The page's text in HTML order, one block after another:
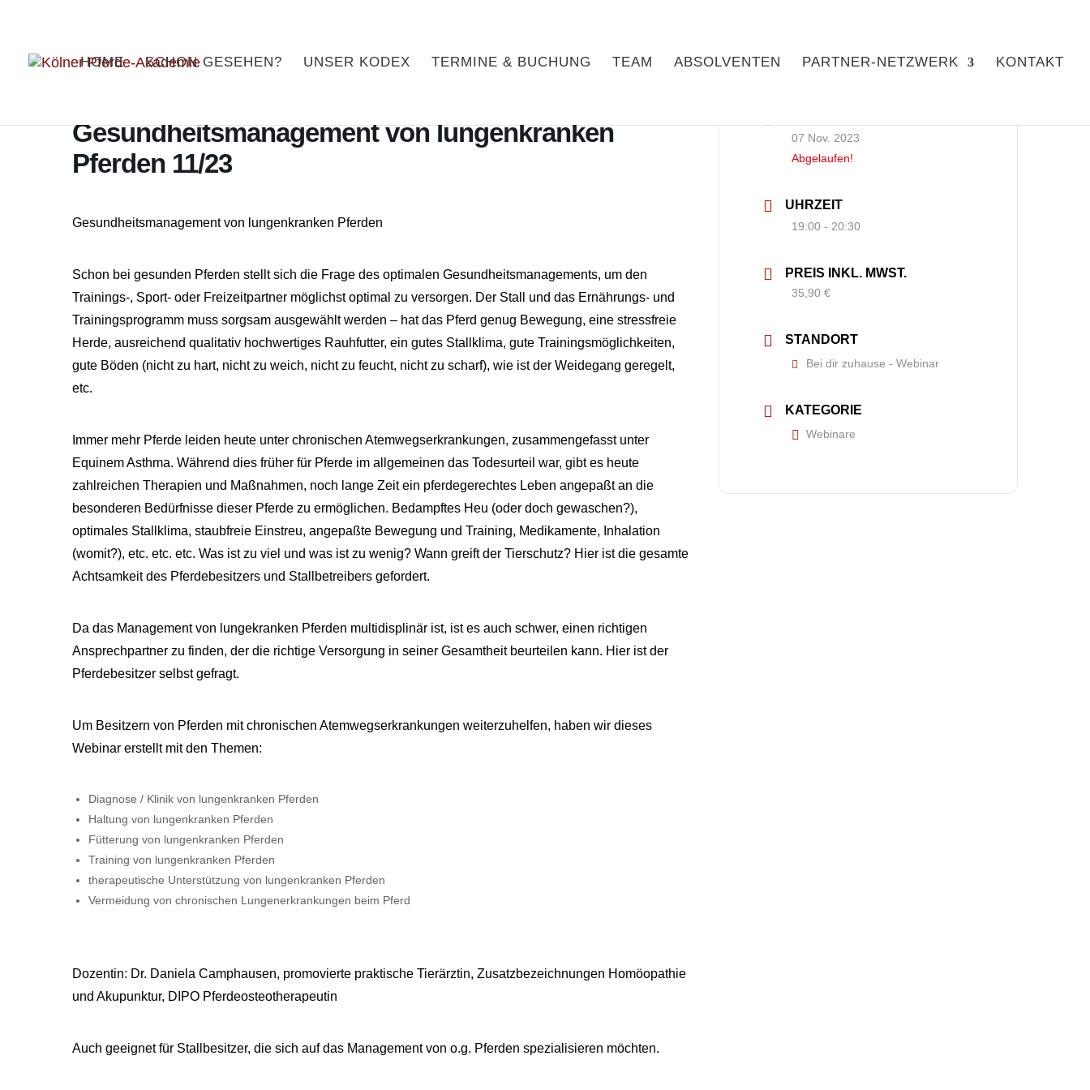
HOME SCHON GESEHEN? UNSER KODEX TERMINE & BUCHUNG TEAM ABSOLVENTEN PARTNER-NETZWERK KONTAKT
Gesundheitsmanagement von lungenkranken
Pferden 11/23
Gesundheitsmanagement von lungenkranken Pferden
Schon bei gesunden Pferden stellt sich die Frage des optimalen Gesundheitsmanagements, um den
Trainings-, Sport- oder Freizeitpartner möglichst optimal zu versorgen. Der Stall und das Ernährungs- und
Trainingsprogramm muss sorgsam ausgewählt werden – hat das Pferd genug Bewegung, eine stressfreie
Herde, ausreichend qualitativ hochwertiges Rauhfutter, ein gutes Stallklima, gute Trainingsmöglichkeiten,
gute Böden (nicht zu hart, nicht zu weich, nicht zu feucht, nicht zu scharf), wie ist der Weidegang geregelt,
etc.
Immer mehr Pferde leiden heute unter chronischen Atemwegserkrankungen, zusammengefasst unter
Equinem Asthma. Während dies früher für Pferde im allgemeinen das Todesurteil war, gibt es heute
zahlreichen Therapien und Maßnahmen, noch lange Zeit ein pferdegerechtes Leben angepaßt an die
besonderen Bedürfnisse dieser Pferde zu ermöglichen. Bedampftes Heu (oder doch gewaschen?),
optimales Stallklima, staubfreie Einstreu, angepaßte Bewegung und Training, Medikamente, Inhalation
(womit?), etc. etc. etc. Was ist zu viel und was ist zu wenig? Wann greift der Tierschutz? Hier ist die gesamte
Achtsamkeit des Pferdebesitzers und Stallbetreibers gefordert.
Da das Management von lungekranken Pferden multidisplinär ist, ist es auch schwer, einen richtigen
Ansprechpartner zu finden, der die richtige Versorgung in seiner Gesamtheit beurteilen kann. Hier ist der
Pferdebesitzer selbst gefragt.
Um Besitzern von Pferden mit chronischen Atemwegserkrankungen weiterzuhelfen, haben wir dieses
Webinar erstellt mit den Themen:
Diagnose / Klinik von lungenkranken Pferden
Haltung von lungenkranken Pferden
Fütterung von lungenkranken Pferden
Training von lungenkranken Pferden
therapeutische Unterstützung von lungenkranken Pferden
Vermeidung von chronischen Lungenerkrankungen beim Pferd
Dozentin: Dr. Daniela Camphausen, promovierte praktische Tierärztin, Zusatzbezeichnungen Homöopathie
und Akupunktur, DIPO Pferdeosteotherapeutin
Auch geeignet für Stallbesitzer, die sich auf das Management von o.g. Pferden spezialisieren möchten.
07 Nov. 2023
Abgelaufen!
UHRZEIT
19:00 - 20:30
PREIS INKL. MWST.
35,90 €
STANDORT
Bei dir zuhause - Webinar
KATEGORIE
Webinare